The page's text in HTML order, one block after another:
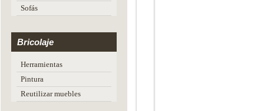
Sofás
Bricolaje
Herramientas
Pintura
Reutilizar muebles